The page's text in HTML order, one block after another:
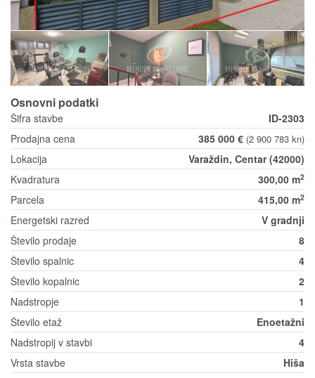
Osnovni podatki
Šifra stavbe
ID-2303
Prodajna cena
385 000 € (2 900 783 kn)
Lokacija
Varaždin, Centar (42000)
Kvadratura
300,00 m2
Parcela 415,00 m2
Energetski razred
V gradnji
Število prodaje
8
Število spalnic
4
Število kopalnic
2
Nadstropje
1
Število etaž
Enoetažni
Nadstropij v stavbi
4
Vrsta stavbe
Hiša